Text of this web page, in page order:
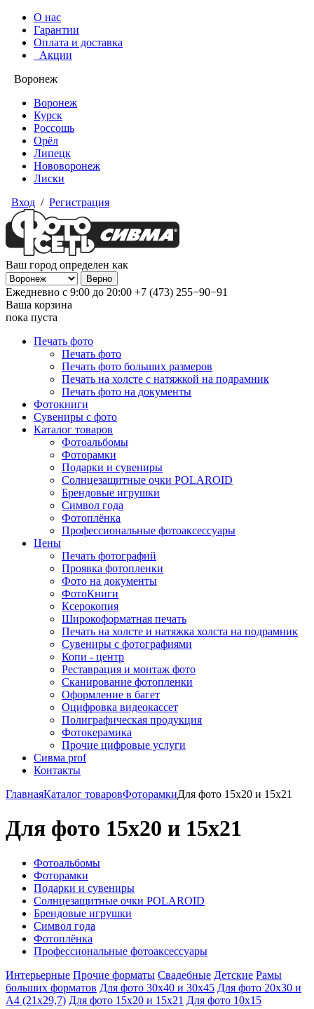
О нас
Гарантии
Оплата и доставка
Акции
Воронеж
Воронеж
Курск
Россошь
Орёл
Липецк
Нововоронеж
Лиски
Вход / Регистрация
Ваш город определен как
Ежедневно с 9:00 до 20:00 +7 (473) 255−90−91
Ваша корзина
пока пуста
Печать фото
Печать фото
Печать фото больших размеров
Печать на холсте с натяжкой на подрамник
Печать фото на документы
Фотокниги
Сувениры с фото
Каталог товаров
Фотоальбомы
Фоторамки
Подарки и сувениры
Солнцезащитные очки POLAROID
Брендовые игрушки
Символ года
Фотоплёнка
Профессиональные фотоаксессуары
Цены
Печать фотографий
Проявка фотопленки
Фото на документы
ФотоКниги
Ксерокопия
Широкоформатная печать
Печать на холсте и натяжка холста на подрамник
Сувениры с фотографиями
Копи - центр
Реставрация и монтаж фото
Сканирование фотопленки
Оформление в багет
Оцифровка видеокассет
Полиграфическая продукция
Фотокерамика
Прочие цифровые услуги
Сивма prof
Контакты
ГлавнаяКаталог товаровФоторамкиДля фото 15х20 и 15х21
Для фото 15х20 и 15х21
Фотоальбомы
Фоторамки
Подарки и сувениры
Солнцезащитные очки POLAROID
Брендовые игрушки
Символ года
Фотоплёнка
Профессиональные фотоаксессуары
Интерьерные Прочие форматы Свадебные Детские Рамы
больших форматов Для фото 30х40 и 30х45 Для фото 20х30 и
А4 (21х29,7) Для фото 15х20 и 15х21 Для фото 10х15